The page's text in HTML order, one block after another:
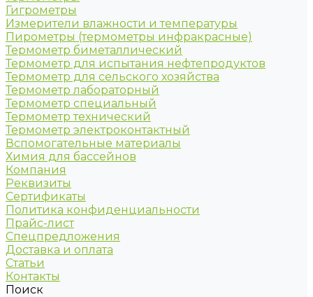
Гигрометры
Измерители влажности и температуры
Пирометры (термометры инфракрасные)
Термометр биметаллический
Термометр для испытания нефтепродуктов
Термометр для сельского хозяйства
Термометр лабораторный
Термометр специальный
Термометр технический
Термометр электроконтактный
Вспомогательные материалы
Химия для бассейнов
Компания
Реквизиты
Сертификаты
Политика конфиденциальности
Прайс-лист
Спецпредложения
Доставка и оплата
Статьи
Контакты
Поиск